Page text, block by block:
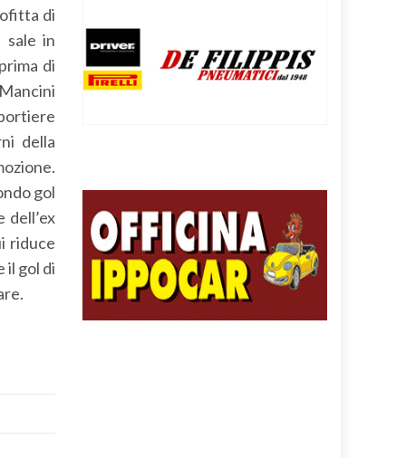
di
sale in
di
della
gol
dell’ex
riduce
il gol di